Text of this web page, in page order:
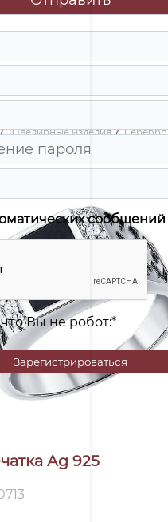
/ Ювелирные изделия / Серебро
Ag 925
Ag 925
сообщений
Вы не робот:*
Зарегистрироваться